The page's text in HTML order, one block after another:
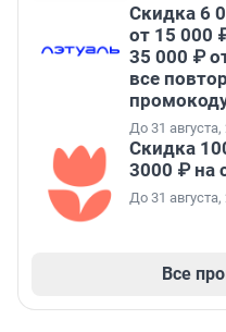
Скидка 6
от 15 000
35 000 ₽
все
До 31 августа,
Скидка
3000 ₽ на
До 31 августа,
Все